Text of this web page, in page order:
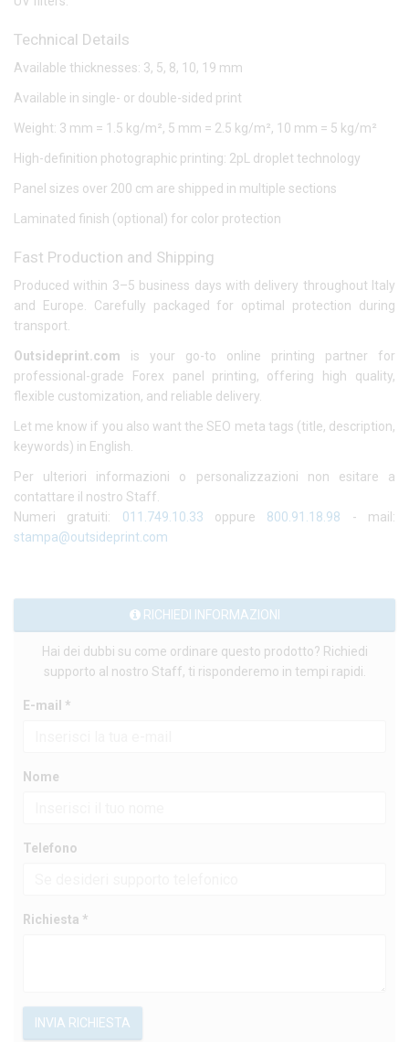
Technical Details
Available thicknesses: 3, 5, 8, 10, 19 mm
Available in single- or double-sided print
Weight: 3 mm = 1.5 kg/m², 5 mm = 2.5 kg/m², 10 mm = 5 kg/m²
High-definition photographic printing: 2pL droplet technology
Panel sizes over 200 cm are shipped in multiple sections
Laminated finish (optional) for color protection
Fast Production and Shipping
Produced within 3–5 business days with delivery throughout Italy
and Europe. Carefully packaged for optimal protection during
transport.
Outsideprint.com is your go-to online printing partner for
professional-grade Forex panel printing, offering high quality,
flexible customization, and reliable delivery.
Let me know if you also want the SEO meta tags (title, description,
keywords) in English.
Per ulteriori informazioni o personalizzazioni non esitare a
contattare il nostro Staff.
Numeri gratuiti: 011.749.10.33 oppure 800.91.18.98 - mail:
stampa@outsideprint.com
RICHIEDI INFORMAZIONI
Hai dei dubbi su come ordinare questo prodotto? Richiedi
supporto al nostro Staff, ti risponderemo in tempi rapidi.
E-mail *
Nome
Telefono
Richiesta *
INVIA RICHIESTA